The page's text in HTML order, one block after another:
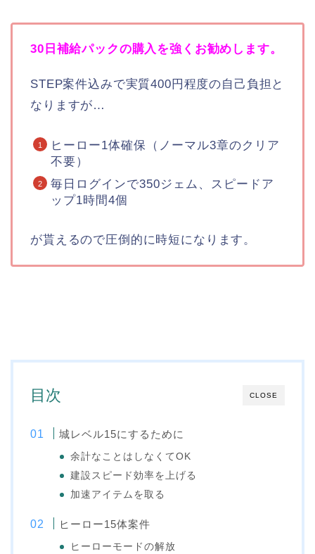
30日補給パックの購入を強くお勧めします。
STEP案件込みで実質400円程度の自己負担と
なりますが…
ヒーロー1体確保（ノーマル3章のクリア
不要）
毎日ログインで350ジェム、スピードア
ップ1時間4個
が貰えるので圧倒的に時短になります。
CLOSE
目次
城レベル15にするために
余計なことはしなくてOK
建設スピード効率を上げる
加速アイテムを取る
ヒーロー15体案件
ヒーローモードの解放